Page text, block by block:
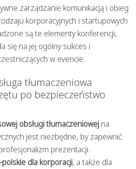
zarządzanie komunikacją i obieg
korporacyjnych i startupowych
są te elementy konferencji,
się na jej ogólny sukces i
w evencie.
tłumaczeniowa
po bezpieczeństwo
obsługi tłumaczeniowej na
jest niezbędne, by zapewnić
prezentacji.
dla korporacji, a także dla